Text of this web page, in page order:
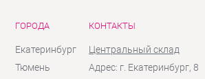
ГОРОДА
Екатеринбург
Тюмень
КОНТАКТЫ
Центральный склад
Адрес: г. Екатеринбург, 8